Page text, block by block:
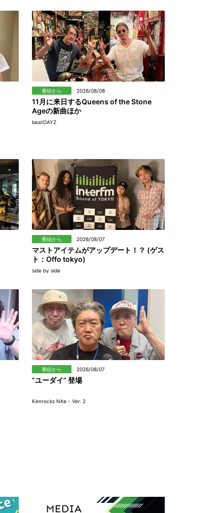
番組から 2026/08/08
11月に来日するQueens of the Stone
Ageの新曲ほか
beatDAYZ
番組から 2026/08/07
マストアイテムがアップデート！？ (ゲス
ト：Offo tokyo)
side by side
番組から 2026/08/07
”ユーダイ” 登場
Kenrocks Nite - Ver. 2